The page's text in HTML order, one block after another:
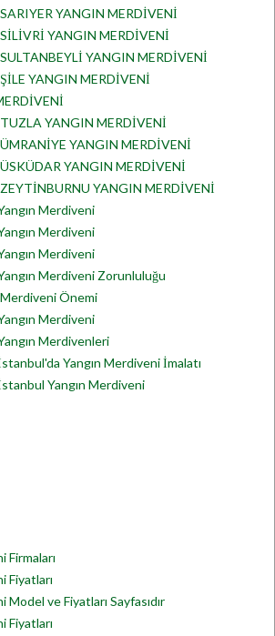
YANGIN MERDİVENİ
YANGIN MERDİVENİ
YANGIN MERDİVENİ
YANGIN MERDİVENİ
YANGIN MERDİVENİ
YANGIN MERDİVENİ
YANGIN MERDİVENİ
YANGIN MERDİVENİ
Merdiveni
Merdiveni
Merdiveni
Merdiveni Zorunluluğu
Önemi
Merdiveni
Merdivenleri
Yangın Merdiveni İmalatı
Yangın Merdiveni
Firmaları
Fiyatları
Model ve Fiyatları Sayfasıdır
Fiyatları